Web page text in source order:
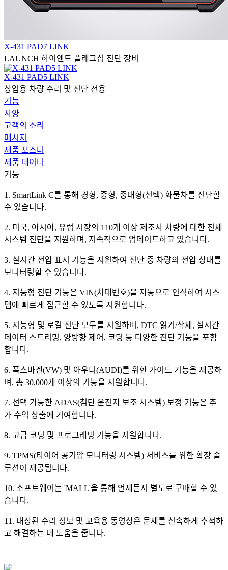
X-431 PAD7 LINK
LAUNCH 하이엔드 플래그십 진단 장비
X-431 PAD5 LINK
상업용 차량 수리 및 진단 전용
기능
사양
고객의 소리
메시지
제품 포스터
제품 데이터
기능
1. SmartLink C를 통해 경형, 중형, 중대형(선택) 화물차를 진단할
수 있습니다.
2. 미국, 아시아, 유럽 시장의 110개 이상 제조사 차량에 대한 전체
시스템 진단을 지원하며, 지속적으로 업데이트하고 있습니다.
3. 실시간 전압 표시 기능을 지원하여 진단 중 차량의 전압 상태를
모니터링할 수 있습니다.
4. 지능형 진단 기능은 VIN(차대번호)을 자동으로 인식하여 시스
템에 빠르게 접근할 수 있도록 지원합니다.
5. 지능형 및 로컬 진단 모두를 지원하며, DTC 읽기/삭제, 실시간
데이터 스트리밍, 양방향 제어, 코딩 등 다양한 진단 기능을 포함
합니다.
6. 폭스바겐(VW) 및 아우디(AUDI)를 위한 가이드 기능을 제공하
며, 총 30,000개 이상의 기능을 지원합니다.
7. 선택 가능한 ADAS(첨단 운전자 보조 시스템) 보정 기능은 추
가 수익 창출에 기여합니다.
8. 고급 코딩 및 프로그래밍 기능을 지원합니다.
9. TPMS(타이어 공기압 모니터링 시스템) 서비스를 위한 확장 솔
루션이 제공됩니다.
10. 소프트웨어는 'MALL'을 통해 언제든지 별도로 구매할 수 있
습니다.
11. 내장된 수리 정보 및 교육용 동영상은 문제를 신속하게 추적하
고 해결하는 데 도움을 줍니다.